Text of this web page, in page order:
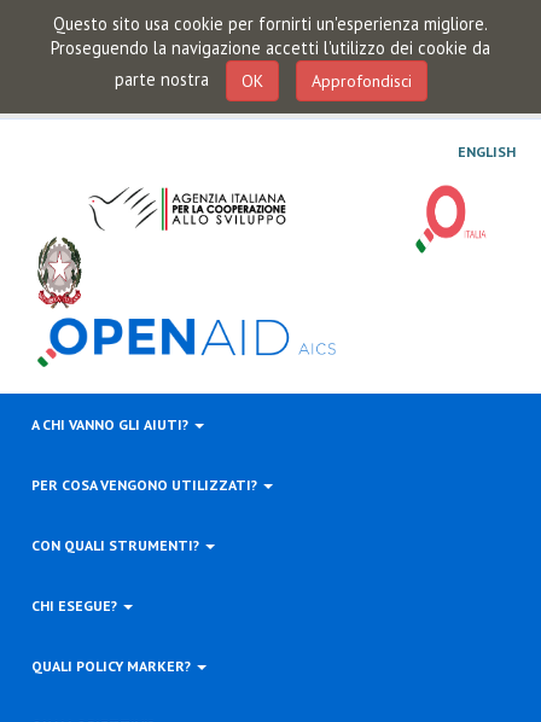
Questo sito usa cookie per fornirti un'esperienza migliore.
Proseguendo la navigazione accetti l'utilizzo dei cookie da
parte nostra
OK Approfondisci
ENGLISH
A CHI VANNO GLI AIUTI?
PER COSA VENGONO UTILIZZATI?
CON QUALI STRUMENTI?
CHI ESEGUE?
QUALI POLICY MARKER?